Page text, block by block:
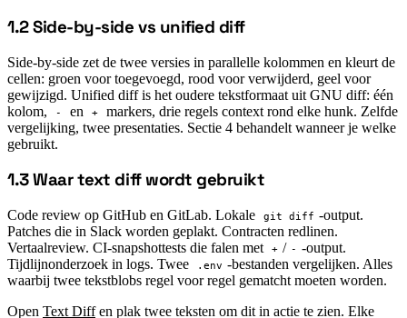
#
1.2 Side-by-side vs unified diff
Side-by-side zet de twee versies in parallelle kolommen en kleurt de
cellen: groen voor toegevoegd, rood voor verwijderd, geel voor
gewijzigd. Unified diff is het oudere tekstformaat uit GNU diff: één
kolom,
- en +
markers, drie regels context rond elke hunk. Zelfde
vergelijking, twee presentaties. Sectie 4 behandelt wanneer je welke
gebruikt.
#
1.3 Waar text diff wordt gebruikt
Code review op GitHub en GitLab. Lokale git diff -output.
Patches die in Slack worden geplakt. Contracten redlinen.
Vertaalreview. CI-snapshottests die falen met
+ / - -output.
Tijdlijnonderzoek in logs. Twee
.env -bestanden vergelijken. Alles
waarbij twee tekstblobs regel voor regel gematcht moeten worden.
Open Text Diffen plak twee teksten om dit in actie te zien. Elke